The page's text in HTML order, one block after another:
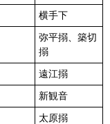
横手下
弥平搦、築切
搦
遠江搦
新観音
太原搦